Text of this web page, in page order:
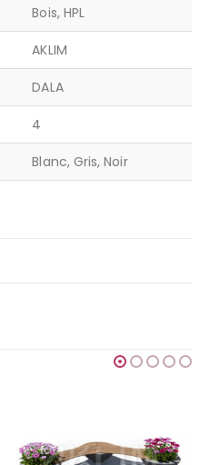
Bois, HPL
AKLIM
DALA
4
Blanc, Gris, Noir